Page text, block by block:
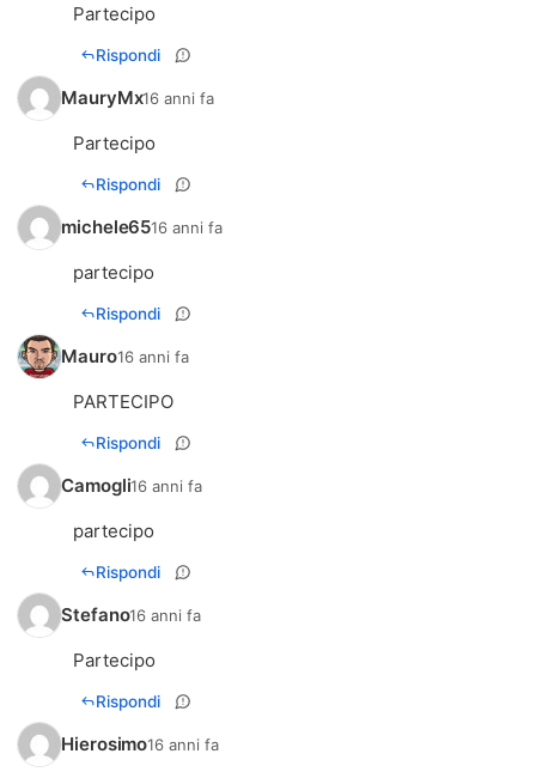
Partecipo
Rispondi
MauryMx16 anni fa
Partecipo
Rispondi
michele6516 anni fa
partecipo
Rispondi
Mauro16 anni fa
PARTECIPO
Rispondi
Camogli16 anni fa
partecipo
Rispondi
Stefano16 anni fa
Partecipo
Rispondi
Hierosimo16 anni fa